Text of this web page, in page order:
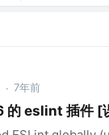
· 7年前
的 eslint 插件 [